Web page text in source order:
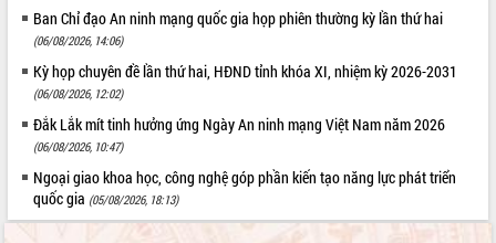
Thứ trưởng Bộ Nông nghiệp và Môi
trường Nguyễn Hoàng Hiệp khảo sát
vùng trồng và doanh nghiệp đóng gói
sầu riêng tại Đắk Lắk
món ăn từ sầu riêng
Đắk Lắk công bố Quy hoạch và xúc
tiến đầu tư tỉnh
Ngành cá ngừ Đắk Lắk chủ động thích
ứng để giữ vững thị trường xuất khẩu
Ban Chỉ đạo An ninh mạng quốc gia họp phiên thường kỳ lần thứ hai
(06/08/2026, 14:06)
Kỳ họp chuyên đề lần thứ hai, HĐND tỉnh khóa XI, nhiệm kỳ 2026-2031
(06/08/2026, 12:02)
Đắk Lắk mít tinh hưởng ứng Ngày An ninh mạng Việt Nam năm 2026
(06/08/2026, 10:47)
Ngoại giao khoa học, công nghệ góp phần kiến tạo năng lực phát triển
quốc gia (05/08/2026, 18:13)